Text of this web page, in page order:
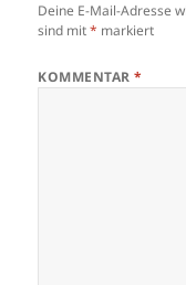
Deine E-Mail-Adresse
sind mit* markiert
KOMMENTAR*